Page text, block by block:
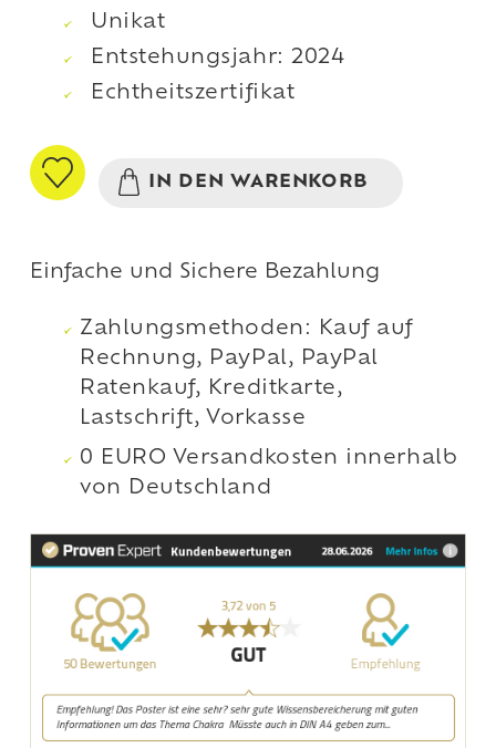
Unikat
Entstehungsjahr: 2024
Echtheitszertifikat
IN DEN WARENKORB
Einfache und Sichere Bezahlung
Zahlungsmethoden: Kauf auf
Rechnung, PayPal, PayPal
Ratenkauf, Kreditkarte,
Lastschrift, Vorkasse
0 EURO Versandkosten innerhalb
von Deutschland